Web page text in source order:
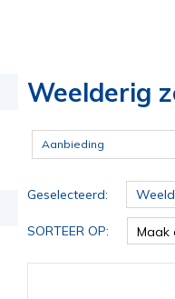
Weelderig
Aanbieding
Geselecteerd:
SORTEER OP: Maak